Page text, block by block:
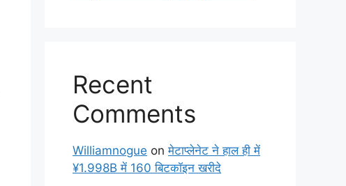
Recent
Comments
Williamnogue onमेटाप्लेनेट ने हाल ही में
¥1.998B में 160 बिटकॉइन खरीदे